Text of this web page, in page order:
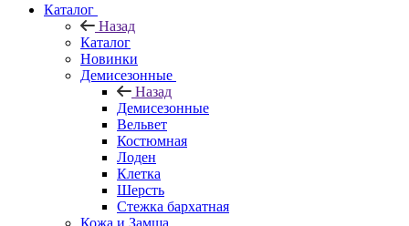
Каталог
Назад
Каталог
Новинки
Демисезонные
Назад
Демисезонные
Вельвет
Костюмная
Лоден
Клетка
Шерсть
Стежка бархатная
Кожа и Замша